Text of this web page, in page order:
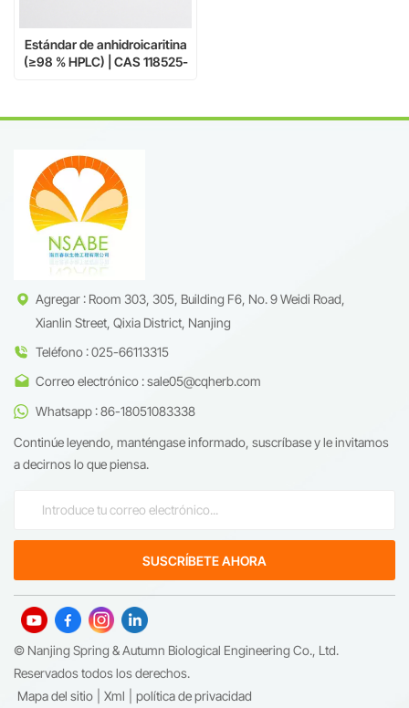
Estándar de anhidroicaritina
(≥98 % HPLC) | CAS 118525-
Agregar : Room 303, 305, Building F6, No. 9 Weidi Road,
Xianlin Street, Qixia District, Nanjing
Teléfono : 025-66113315
Correo electrónico : sale05@cqherb.com
Whatsapp : 86-18051083338
Continúe leyendo, manténgase informado, suscríbase y le invitamos
a decirnos lo que piensa.
© Nanjing Spring & Autumn Biological Engineering Co., Ltd.
Reservados todos los derechos.
Mapa del sitio
Xml política de privacidad